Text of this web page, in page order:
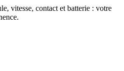
vitesse, contact et batterie : votre